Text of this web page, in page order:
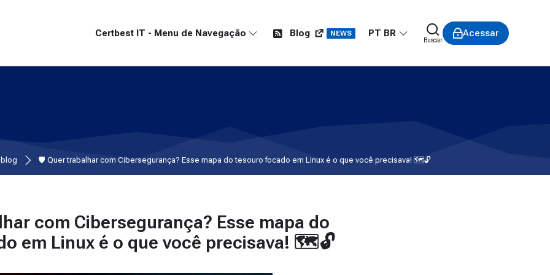
Certbest IT - Menu de Navegação Blog NEWS PT BR
Buscar
Acessar
🛡️ Quer trabalhar com Cibersegurança? Esse mapa do tesouro focado em Linux é o que você precisava! 🗺️🔓
Juliano Ramos
com Cibersegurança? Esse mapa do
em Linux é o que você precisava! 🗺️🔓